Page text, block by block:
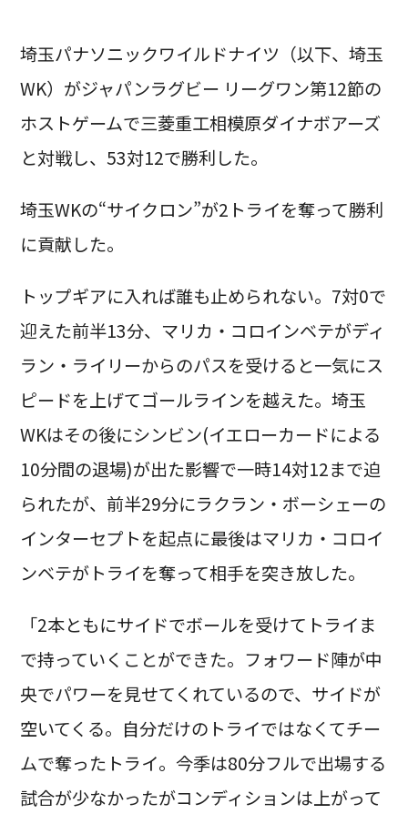
埼玉パナソニックワイルドナイツ（以下、埼玉
WK）がジャパンラグビー リーグワン第12節の
ホストゲームで三菱重工相模原ダイナボアーズ
と対戦し、53対12で勝利した。
埼玉WKの“サイクロン”が2トライを奪って勝利
に貢献した。
トップギアに入れば誰も止められない。7対0で
迎えた前半13分、マリカ・コロインベテがディ
ラン・ライリーからのパスを受けると一気にス
ピードを上げてゴールラインを越えた。埼玉
WKはその後にシンビン(イエローカードによる
10分間の退場)が出た影響で一時14対12まで迫
られたが、前半29分にラクラン・ボーシェーの
インターセプトを起点に最後はマリカ・コロイ
ンベテがトライを奪って相手を突き放した。
「2本ともにサイドでボールを受けてトライま
で持っていくことができた。フォワード陣が中
央でパワーを見せてくれているので、サイドが
空いてくる。自分だけのトライではなくてチー
ムで奪ったトライ。今季は80分フルで出場する
試合が少なかったがコンディションは上がって